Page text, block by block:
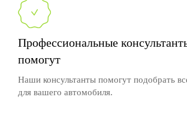
Профессиональные
помогут
Наши консультанты помогут подобрать
для вашего автомобиля.